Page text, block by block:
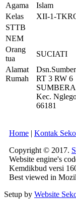
Agama
Islam
Kelas
XII-1-
STTB
NEM
Orang
tua
SUCIATI
Alamat
Rumah
RT 3 RW 6
Kec.
66181
Home | Kontak
Copyright © 2017.
Website engine's
Kemdikbud versi
Best viewed in
Setup by Website